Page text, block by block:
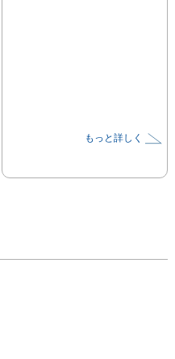
もっと詳しく